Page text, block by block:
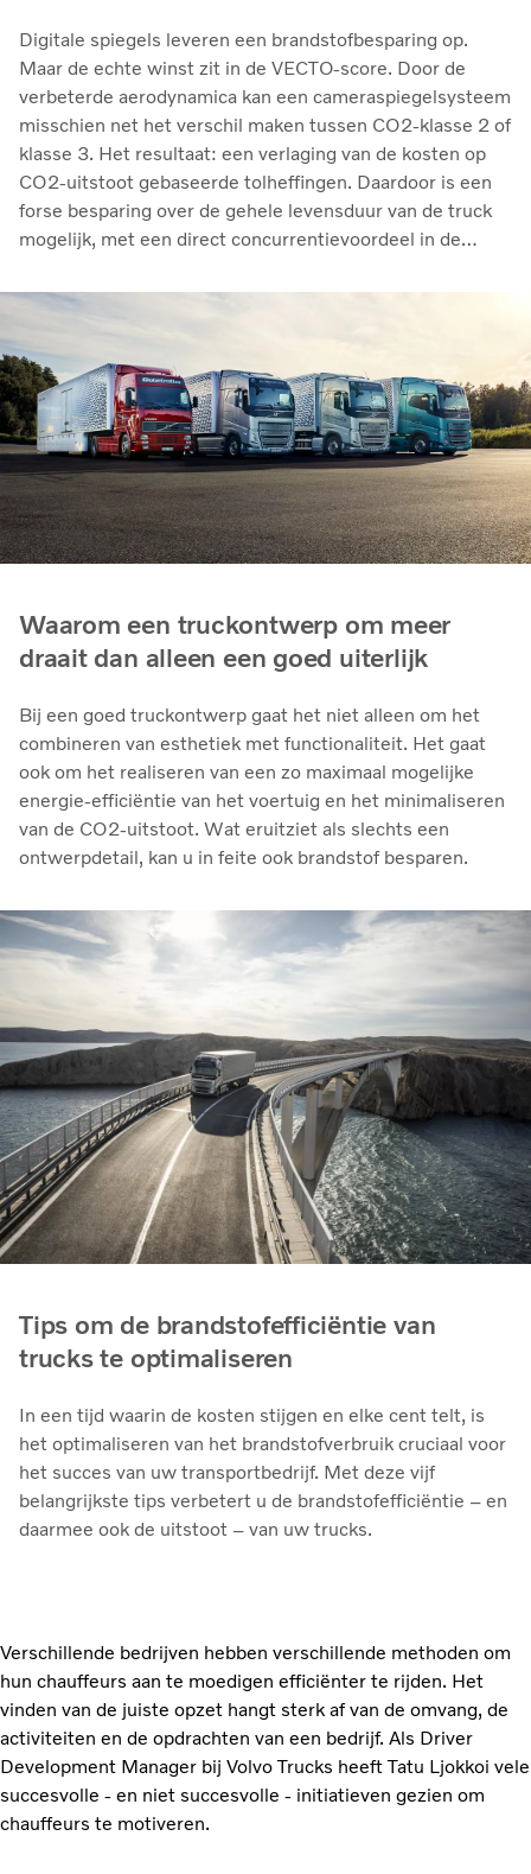
Digitale spiegels leveren een brandstofbesparing op.
Maar de echte winst zit in de VECTO-score. Door de
verbeterde aerodynamica kan een cameraspiegelsysteem
misschien net het verschil maken tussen CO2-klasse 2 of
klasse 3. Het resultaat: een verlaging van de kosten op
CO2-uitstoot gebaseerde tolheffingen. Daardoor is een
forse besparing over de gehele levensduur van de truck
mogelijk, met een direct concurrentievoordeel in de
Waarom een truckontwerp om meer
draait dan alleen een goed uiterlijk
Bij een goed truckontwerp gaat het niet alleen om het
combineren van esthetiek met functionaliteit. Het gaat
ook om het realiseren van een zo maximaal mogelijke
energie-efficiëntie van het voertuig en het minimaliseren
van de CO2-uitstoot. Wat eruitziet als slechts een
ontwerpdetail, kan u in feite ook brandstof besparen.
Tips om de brandstofefficiëntie van
trucks te optimaliseren
In een tijd waarin de kosten stijgen en elke cent telt, is
het optimaliseren van het brandstofverbruik cruciaal voor
het succes van uw transportbedrijf. Met deze vijf
belangrijkste tips verbetert u de brandstofefficiëntie – en
daarmee ook de uitstoot – van uw trucks.
Verschillende bedrijven hebben verschillende methoden om
hun chauffeurs aan te moedigen efficiënter te rijden. Het
vinden van de juiste opzet hangt sterk af van de omvang, de
activiteiten en de opdrachten van een bedrijf. Als Driver
Development Manager bij Volvo Trucks heeft Tatu Ljokkoi vele
succesvolle - en niet succesvolle - initiatieven gezien om
chauffeurs te motiveren.